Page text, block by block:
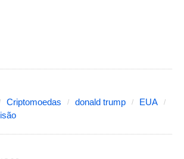
Criptomoedas donald trump
EUA